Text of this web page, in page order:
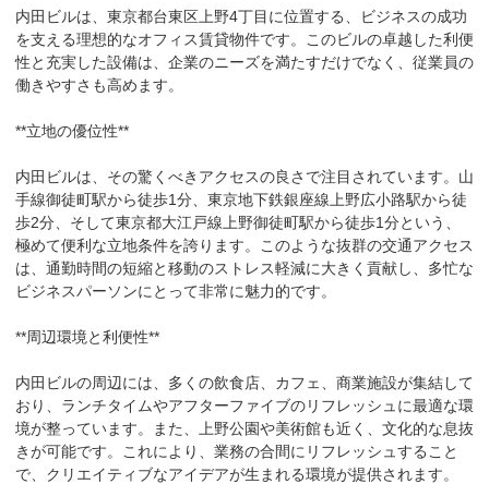
内田ビルは、東京都台東区上野4丁目に位置する、ビジネスの成功
を支える理想的なオフィス賃貸物件です。このビルの卓越した利便
性と充実した設備は、企業のニーズを満たすだけでなく、従業員の
働きやすさも高めます。
**立地の優位性**
内田ビルは、その驚くべきアクセスの良さで注目されています。山
手線御徒町駅から徒歩1分、東京地下鉄銀座線上野広小路駅から徒
歩2分、そして東京都大江戸線上野御徒町駅から徒歩1分という、
極めて便利な立地条件を誇ります。このような抜群の交通アクセス
は、通勤時間の短縮と移動のストレス軽減に大きく貢献し、多忙な
ビジネスパーソンにとって非常に魅力的です。
**周辺環境と利便性**
内田ビルの周辺には、多くの飲食店、カフェ、商業施設が集結して
おり、ランチタイムやアフターファイブのリフレッシュに最適な環
境が整っています。また、上野公園や美術館も近く、文化的な息抜
きが可能です。これにより、業務の合間にリフレッシュすること
で、クリエイティブなアイデアが生まれる環境が提供されます。